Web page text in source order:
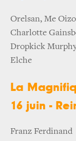
Orelsan, Me
Charlotte
Dropkick
Elche
La
16 juin -
Franz Ferdinand